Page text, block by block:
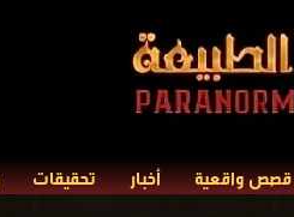
قصص واقعية أخبار تحقيقات